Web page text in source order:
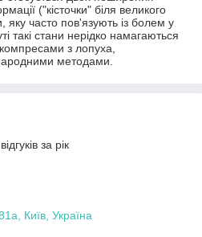
("кісточки" біля великого
яку часто пов'язують із болем у
такі стани нерідко намагаються
з лопуха,
методами.
за рік
Київ, Україна